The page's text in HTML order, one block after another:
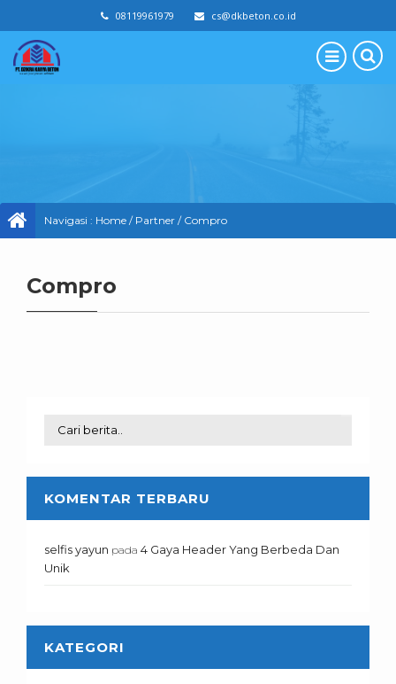
08119961979 cs@dkbeton.co.id
Navigasi : Home / Partner / Compro
Compro
KOMENTAR TERBARU
selfis yayun pada 4 Gaya Header Yang Berbeda Dan
Unik
KATEGORI